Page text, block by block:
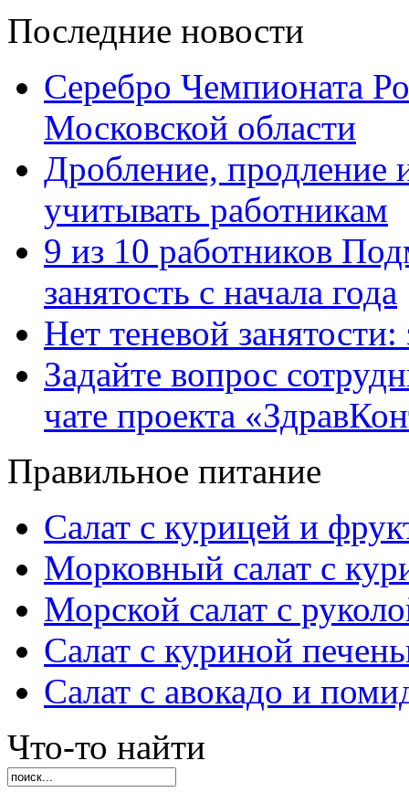
Последние новости
Серебро Чемпионата
Московской области
Дробление, продление
учитывать работникам
9 из 10 работников
занятость с начала года
Нет теневой
Задайте вопрос
чате проекта
Правильное питание
Салат с курицей и
Морковный салат с
Морской салат с
Салат с куриной
Салат с авокадо и
Что-то найти